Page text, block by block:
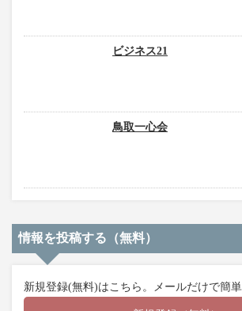
ビジネス21
鳥取一心会
情報を投稿する（無料）
新規登録(無料)はこちら。メールだけで簡